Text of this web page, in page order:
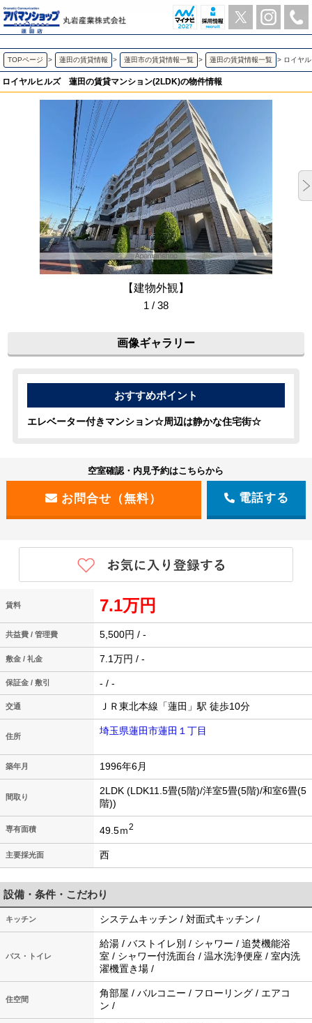
ロイヤルヒルズ 蓮田の2LDK賃貸マンション | アパマンショップ蓮田店-丸岩産業株式会社-
TOPページ > 蓮田の賃貸情報 > 蓮田市の賃貸情報一覧 > 蓮田の賃貸情報一覧 > ロイヤ
ロイヤルヒルズ 蓮田の賃貸マンション(2LDK)の物件情報
【建物外観】
1 / 38
画像ギャラリー
エレベーター付きマンション☆周辺は静かな住宅街☆
空室確認・内見予約はこちらから
電話する
賃料 7.1万円
共益費 / 管理費 5,500円 / -
敷金 / 礼金 7.1万円 / -
保証金 / 敷引 - / -
交通 ＪＲ東北本線「蓮田」駅 徒歩10分
住所 埼玉県蓮田市蓮田１丁目
築年月 1996年6月
間取り
2LDK (LDK11.5畳(5階)/洋室5畳(5階)/和室6畳(5
階))
専有面積 49.5ｍ2
主要採光面 西
設備・条件・こだわり
キッチン システムキッチン / 対面式キッチン /
バス・トイレ
給湯 / バストイレ別 / シャワー / 追焚機能浴
室 / シャワー付洗面台 / 温水洗浄便座 / 室内洗
濯機置き場 /
住空間
角部屋 / バルコニー / フローリング / エアコ
ン /